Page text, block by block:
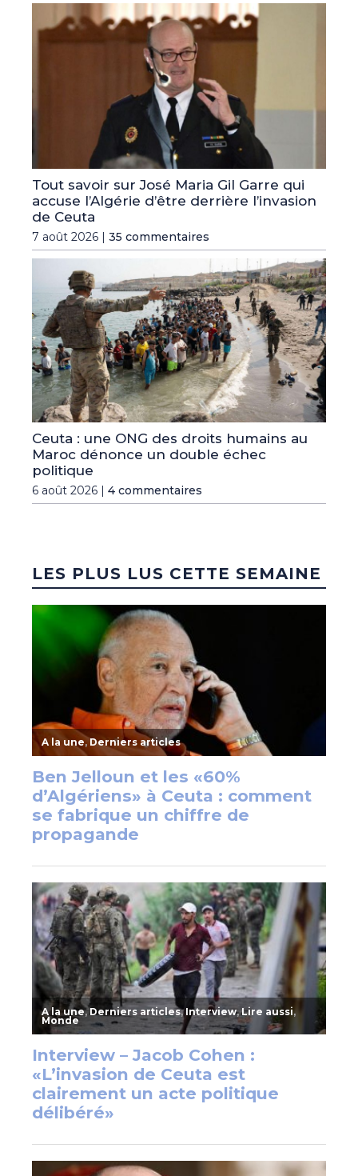
Tout savoir sur José Maria Gil Garre qui
accuse l’Algérie d’être derrière l’invasion
de Ceuta
7 août 2026 | 35 commentaires
Ceuta : une ONG des droits humains au
Maroc dénonce un double échec
politique
6 août 2026 | 4 commentaires
LES PLUS LUS CETTE SEMAINE